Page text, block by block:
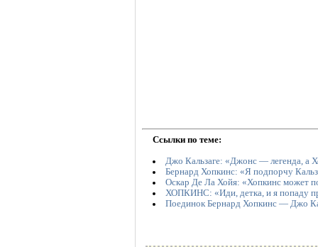
Ссылки по теме:
Джо Кальзаге: «Джонс — легенда, а
Бернард Хопкинс: «Я подпорчу
Оскар Де Ла Хойя: «Хопкинс может
ХОПКИНС: «Иди, детка, и я попаду
Поединок Бернард Хопкинс — Джо